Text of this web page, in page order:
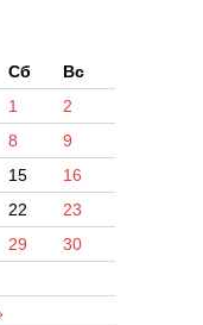
Сб Вс
1
2
8
9
15
16
22
23
29
30